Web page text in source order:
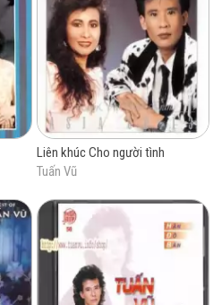
Liên khúc Cho người tình
Tuấn Vũ